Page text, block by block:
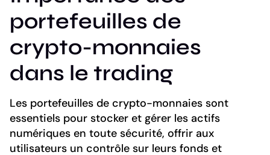
portefeuilles de
crypto-monnaies
dans le trading
Les portefeuilles de crypto-monnaies sont
essentiels pour stocker et gérer les actifs
numériques en toute sécurité, offrir aux
utilisateurs un contrôle sur leurs fonds et